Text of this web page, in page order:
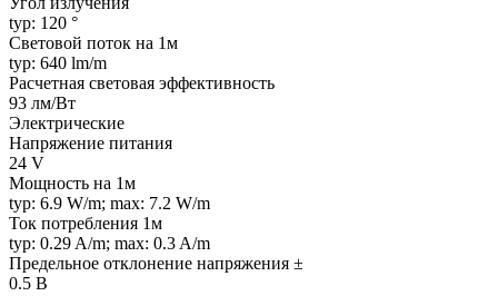
typ: 120 °
Световой поток на 1м
typ: 640 lm/m
Расчетная световая эффективность
93 лм/Вт
Электрические
Напряжение питания
24 V
Мощность на 1м
typ: 6.9 W/m; max: 7.2 W/m
Ток потребления 1м
typ: 0.29 A/m; max: 0.3 A/m
Предельное отклонение напряжения ±
0.5 В